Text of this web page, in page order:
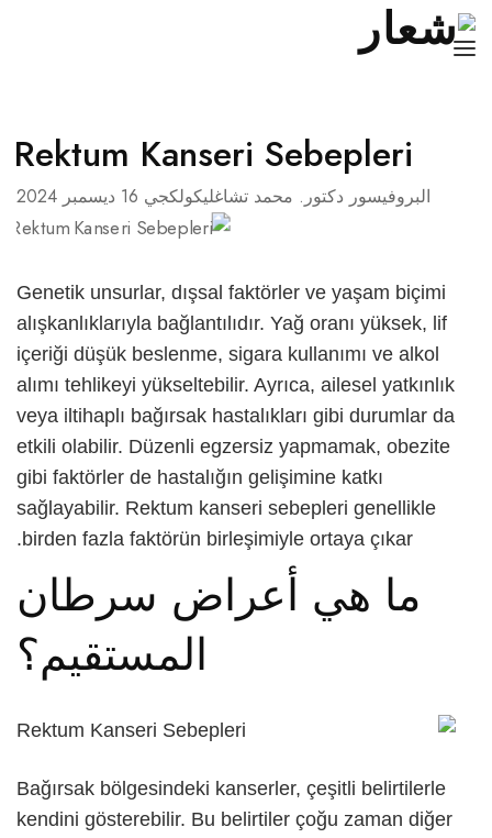
السرطان
مدونة
تواصل
العربية
Türkçe
English
Русский
Rektum Kanseri Sebepleri
البروفيسور دكتور. محمد تشاغليكولكجي 16 ديسمبر 2024
Genetik unsurlar, dışsal faktörler ve yaşam biçimi
alışkanlıklarıyla bağlantılıdır. Yağ oranı yüksek, lif
içeriği düşük beslenme, sigara kullanımı ve alkol
alımı tehlikeyi yükseltebilir. Ayrıca, ailesel yatkınlık
veya iltihaplı bağırsak hastalıkları gibi durumlar da
etkili olabilir. Düzenli egzersiz yapmamak, obezite
gibi faktörler de hastalığın gelişimine katkı
sağlayabilir. Rektum kanseri sebepleri genellikle
birden fazla faktörün birleşimiyle ortaya çıkar.
ما هي أعراض سرطان
المستقيم؟
Bağırsak bölgesindeki kanserler, çeşitli belirtilerle
kendini gösterebilir. Bu belirtiler çoğu zaman diğer